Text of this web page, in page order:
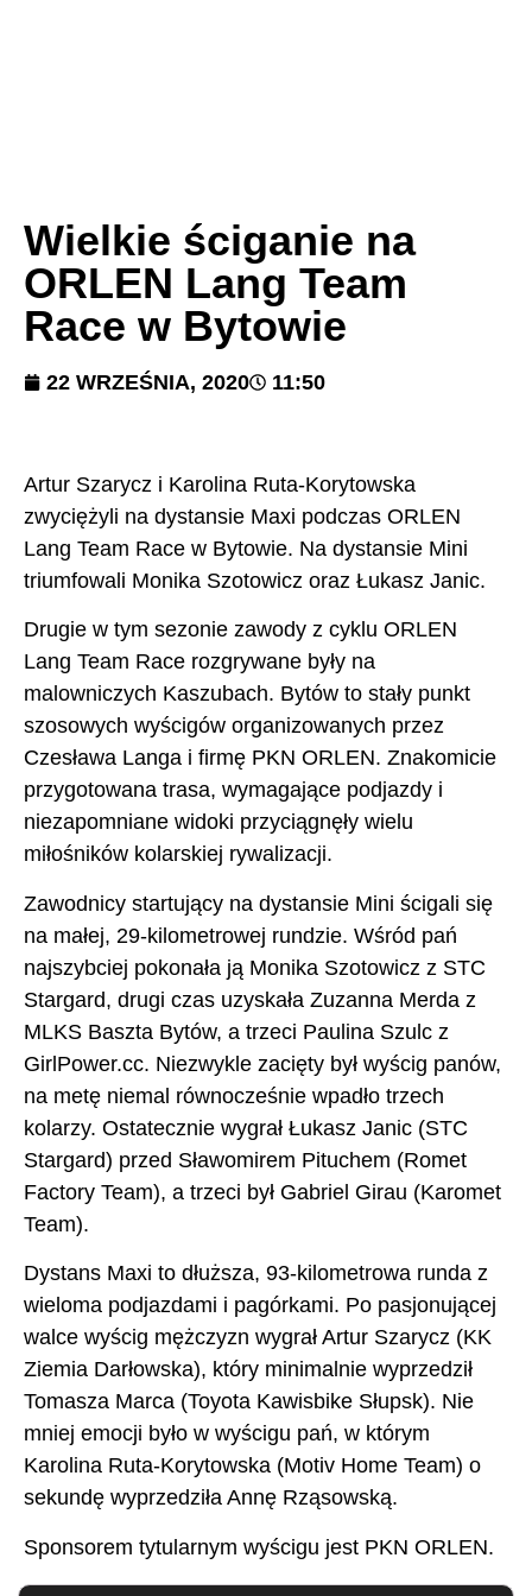
Wielkie ściganie na
ORLEN Lang Team
Race w Bytowie
22 WRZEŚNIA, 2020 11:50
Artur Szarycz i Karolina Ruta-Korytowska
zwyciężyli na dystansie Maxi podczas ORLEN
Lang Team Race w Bytowie. Na dystansie Mini
triumfowali Monika Szotowicz oraz Łukasz Janic.
Drugie w tym sezonie zawody z cyklu ORLEN
Lang Team Race rozgrywane były na
malowniczych Kaszubach. Bytów to stały punkt
szosowych wyścigów organizowanych przez
Czesława Langa i firmę PKN ORLEN. Znakomicie
przygotowana trasa, wymagające podjazdy i
niezapomniane widoki przyciągnęły wielu
miłośników kolarskiej rywalizacji.
Zawodnicy startujący na dystansie Mini ścigali się
na małej, 29-kilometrowej rundzie. Wśród pań
najszybciej pokonała ją Monika Szotowicz z STC
Stargard, drugi czas uzyskała Zuzanna Merda z
MLKS Baszta Bytów, a trzeci Paulina Szulc z
GirlPower.cc. Niezwykle zacięty był wyścig panów,
na metę niemal równocześnie wpadło trzech
kolarzy. Ostatecznie wygrał Łukasz Janic (STC
Stargard) przed Sławomirem Pituchem (Romet
Factory Team), a trzeci był Gabriel Girau (Karomet
Team).
Dystans Maxi to dłuższa, 93-kilometrowa runda z
wieloma podjazdami i pagórkami. Po pasjonującej
walce wyścig mężczyzn wygrał Artur Szarycz (KK
Ziemia Darłowska), który minimalnie wyprzedził
Tomasza Marca (Toyota Kawisbike Słupsk). Nie
mniej emocji było w wyścigu pań, w którym
Karolina Ruta-Korytowska (Motiv Home Team) o
sekundę wyprzedziła Annę Rząsowską.
Sponsorem tytularnym wyścigu jest PKN ORLEN.